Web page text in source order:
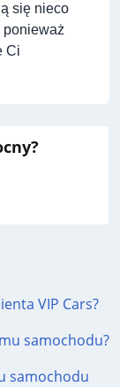
się nieco
ponieważ
Ci
VIP Cars?
samochodu?
samochodu